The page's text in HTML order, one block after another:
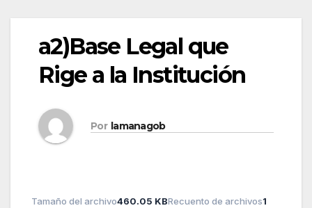
a2)Base Legal que
Rige a la Institución
Por lamanagob
Tamaño del archivo460.05 KBRecuento de archivos1